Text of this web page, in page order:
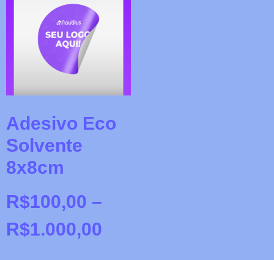
Adesivo Eco
Solvente
8x8cm
R$100,00 –
R$1.000,00